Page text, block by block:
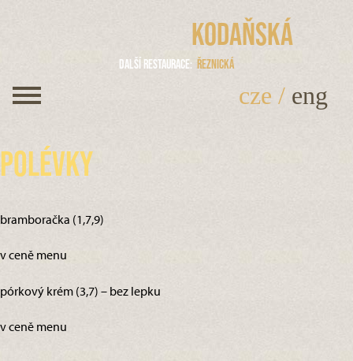
Kodaňská
Další restaurace Řeznická
cze / eng
Polévky
bramboračka (1,7,9)
v ceně menu
pórkový krém (3,7) – bez lepku
v ceně menu